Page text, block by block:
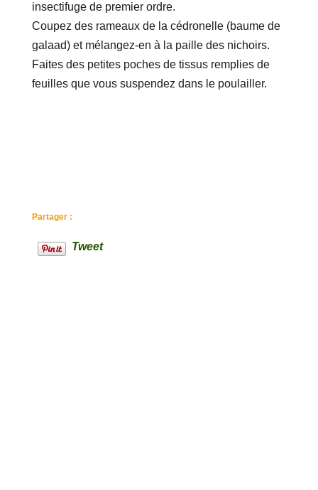
insectifuge de premier ordre.
Coupez des rameaux de la cédronelle (baume de
galaad) et mélangez-en à la paille des nichoirs.
Faites des petites poches de tissus remplies de
feuilles que vous suspendez dans le poulailler.
Partager :
Tweet